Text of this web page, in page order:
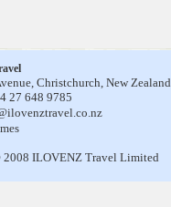
Christchurch, New Zealand
27 648 9785
ILOVENZ Travel Limited